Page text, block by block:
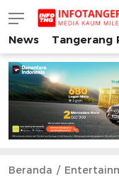
INFO
Media Kaum
News Tangerang
Beranda